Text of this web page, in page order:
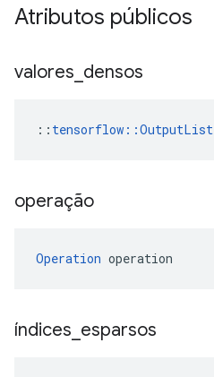
Atributos públicos
valores densos
:: tensorflow::OutputList
operação
Operation operation
índices esparsos